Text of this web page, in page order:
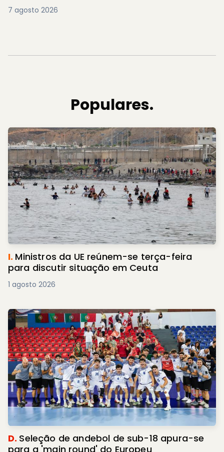
7 agosto 2026
Populares.
I. Ministros da UE reúnem-se terça-feira
para discutir situação em Ceuta
1 agosto 2026
D. Seleção de andebol de sub-18 apura-se
para a 'main round' do Europeu